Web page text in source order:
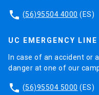
phone (56)95504 4000 (ES)
UC EMERGENCY LINE
In case of an accident or
danger at one of our
phone (56)95504 5000 (ES)